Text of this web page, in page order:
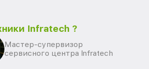
Infratech ?
Мастер-супервизор
сервисного центра Infratech